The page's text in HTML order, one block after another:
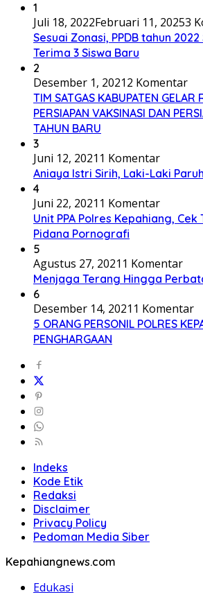
1
Juli 18, 2022Februari 11, 20253
Sesuai Zonasi, PPDB tahun
Terima 3 Siswa Baru
2
Desember 1, 20212 Komentar
TIM SATGAS KABUPATEN GELAR
PERSIAPAN VAKSINASI DAN
TAHUN BARU
3
Juni 12, 2021 1 Komentar
Aniaya Istri Sirih, Laki-Laki
4
Juni 22, 2021 1 Komentar
Unit PPA Polres Kepahiang, Cek
Pidana Pornografi
5
Agustus 27, 2021 1 Komentar
Menjaga Terang Hingga
6
Desember 14, 2021 1 Komentar
5 ORANG PERSONIL POLRES
PENGHARGAAN
Indeks
Kode Etik
Redaksi
Disclaimer
Privacy Policy
Pedoman Media Siber
Kepahiangnews.com
Edukasi